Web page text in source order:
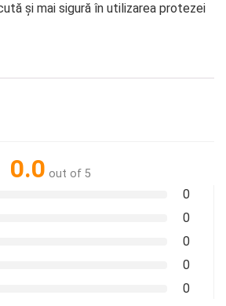
și mai sigură în utilizarea protezei
0.0 out of 5
0
0
0
0
0